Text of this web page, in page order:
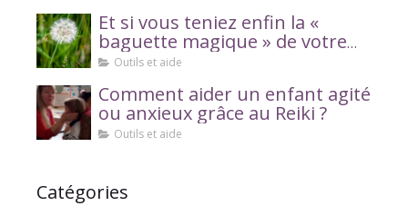
Et si vous teniez enfin la «
baguette magique » de votre
bien-être ?
Outils et aide
Comment aider un enfant agité
ou anxieux grâce au Reiki ?
Outils et aide
Catégories